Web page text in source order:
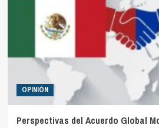
OPINIÓN
Perspectivas del Acuerdo Global